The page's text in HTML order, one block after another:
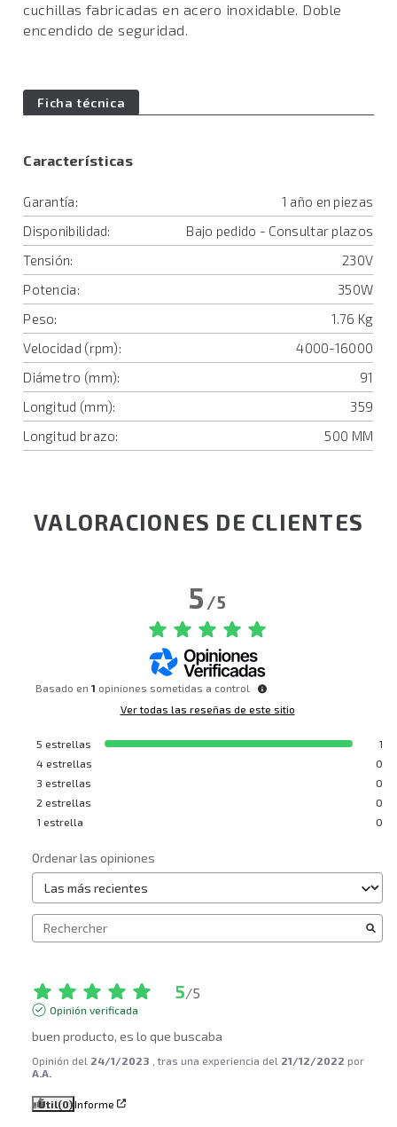
cuchillas fabricadas en acero inoxidable. Doble
encendido de seguridad.
Ficha técnica
Características
Garantía:
1 año en piezas
Disponibilidad:
Bajo pedido - Consultar plazos
Tensión:
230V
Potencia:
350W
Peso:
1.76 Kg
Velocidad (rpm):
4000-16000
Diámetro (mm):
91
Longitud (mm):
359
Longitud brazo:
500 MM
VALORACIONES DE CLIENTES
5/5
Basado en1 opiniones sometidas a control
Ver todas las reseñas de este sitio
5 estrellas
1
4 estrellas
0
3 estrellas
0
2 estrellas
0
1 estrella 0
Ordenar las opiniones
5/5
Opinión verificada
buen producto, es lo que buscaba
Opinión del 24/1/2023 , tras una experiencia del 21/12/2022 por
A.A.
Útil(0)Informe